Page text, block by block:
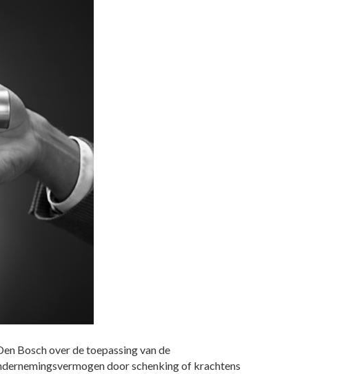
Bosch over de toepassing van de
door schenking of krachtens